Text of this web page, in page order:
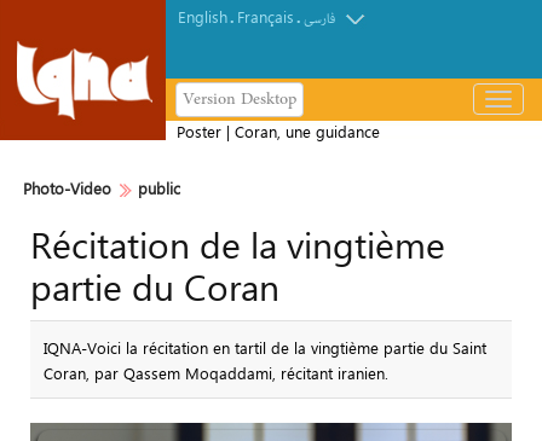
English. Français.فارسی
Version Desktop
باز
و
Poster | Coran, une guidance
Photo-Video
public
Récitation de la vingtième
partie du Coran
IQNA-Voici la récitation en tartil de la vingtième partie du Saint
Coran, par Qassem Moqaddami, récitant iranien.